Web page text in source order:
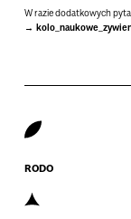
W razie dodatkowych
RODO